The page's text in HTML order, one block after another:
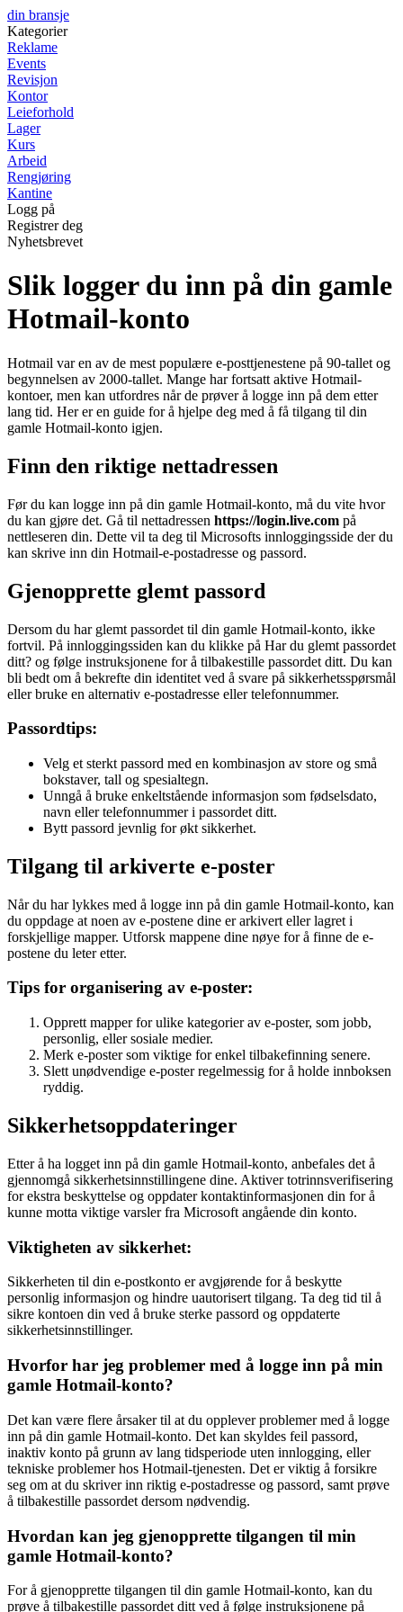
din bransje
Kategorier
Reklame
Events
Revisjon
Kontor
Leieforhold
Lager
Kurs
Arbeid
Rengjøring
Kantine
Logg på
Registrer deg
Nyhetsbrevet
Slik logger du inn på din gamle
Hotmail-konto
Hotmail var en av de mest populære e-posttjenestene på 90-tallet og
begynnelsen av 2000-tallet. Mange har fortsatt aktive Hotmail-
kontoer, men kan utfordres når de prøver å logge inn på dem etter
lang tid. Her er en guide for å hjelpe deg med å få tilgang til din
gamle Hotmail-konto igjen.
Finn den riktige nettadressen
Før du kan logge inn på din gamle Hotmail-konto, må du vite hvor
du kan gjøre det. Gå til nettadressen https://login.live.com på
nettleseren din. Dette vil ta deg til Microsofts innloggingsside der du
kan skrive inn din Hotmail-e-postadresse og passord.
Gjenopprette glemt passord
Dersom du har glemt passordet til din gamle Hotmail-konto, ikke
fortvil. På innloggingssiden kan du klikke på Har du glemt passordet
ditt? og følge instruksjonene for å tilbakestille passordet ditt. Du kan
bli bedt om å bekrefte din identitet ved å svare på sikkerhetsspørsmål
eller bruke en alternativ e-postadresse eller telefonnummer.
Passordtips:
Velg et sterkt passord med en kombinasjon av store og små
bokstaver, tall og spesialtegn.
Unngå å bruke enkeltstående informasjon som fødselsdato,
navn eller telefonnummer i passordet ditt.
Bytt passord jevnlig for økt sikkerhet.
Tilgang til arkiverte e-poster
Når du har lykkes med å logge inn på din gamle Hotmail-konto, kan
du oppdage at noen av e-postene dine er arkivert eller lagret i
forskjellige mapper. Utforsk mappene dine nøye for å finne de e-
postene du leter etter.
Tips for organisering av e-poster:
Opprett mapper for ulike kategorier av e-poster, som jobb,
personlig, eller sosiale medier.
Merk e-poster som viktige for enkel tilbakefinning senere.
Slett unødvendige e-poster regelmessig for å holde innboksen
ryddig.
Sikkerhetsoppdateringer
Etter å ha logget inn på din gamle Hotmail-konto, anbefales det å
gjennomgå sikkerhetsinnstillingene dine. Aktiver totrinnsverifisering
for ekstra beskyttelse og oppdater kontaktinformasjonen din for å
kunne motta viktige varsler fra Microsoft angående din konto.
Viktigheten av sikkerhet:
Sikkerheten til din e-postkonto er avgjørende for å beskytte
personlig informasjon og hindre uautorisert tilgang. Ta deg tid til å
sikre kontoen din ved å bruke sterke passord og oppdaterte
sikkerhetsinnstillinger.
Hvorfor har jeg problemer med å logge inn på min
gamle Hotmail-konto?
Det kan være flere årsaker til at du opplever problemer med å logge
inn på din gamle Hotmail-konto. Det kan skyldes feil passord,
inaktiv konto på grunn av lang tidsperiode uten innlogging, eller
tekniske problemer hos Hotmail-tjenesten. Det er viktig å forsikre
seg om at du skriver inn riktig e-postadresse og passord, samt prøve
å tilbakestille passordet dersom nødvendig.
Hvordan kan jeg gjenopprette tilgangen til min
gamle Hotmail-konto?
For å gjenopprette tilgangen til din gamle Hotmail-konto, kan du
prøve å tilbakestille passordet ditt ved å følge instruksjonene på